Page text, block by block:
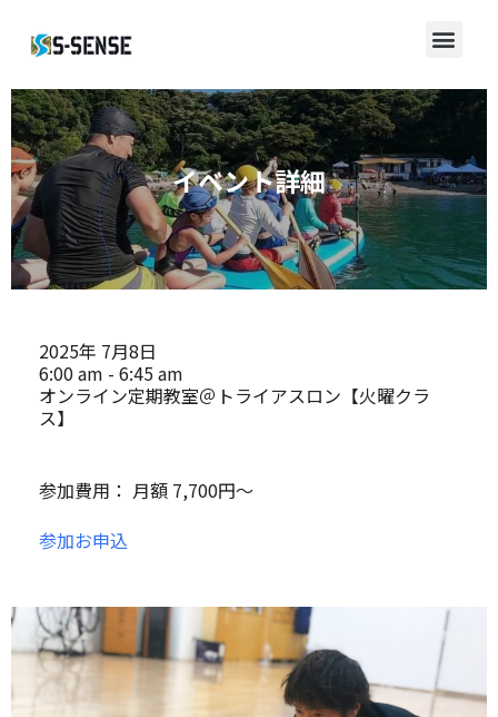
イベント詳細
2025年 7月8日
6:00 am - 6:45 am
オンライン定期教室＠トライアスロン【火曜クラ
ス】
参加費用： 月額 7,700円～
参加お申込